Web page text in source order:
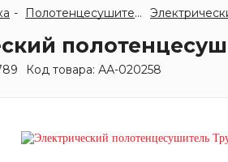
Полотенцесушители
Код товара: АА-020258